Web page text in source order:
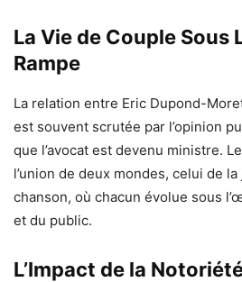
La Vie de Couple Sous
Rampe
La relation entre Eric Dupond-
est souvent scrutée par l’opinion
que l’avocat est devenu ministre.
l’union de deux mondes, celui de
chanson, où chacun évolue sous
et du public.
L’Impact de la